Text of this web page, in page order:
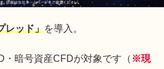
レッド」を導入。
暗号資産CFDが対象です（ ※現